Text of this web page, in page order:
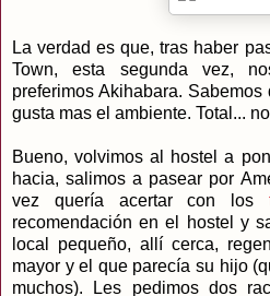
La verdad es que, tras haber
Town, esta segunda vez,
preferimos Akihabara.
gusta mas el ambiente. Total...
Bueno, volvimos al hostel a
hacia, salimos a pasear por
vez quería acertar con los
recomendación en el hostel y
local pequeño, allí cerca,
mayor y el que parecía su hijo
muchos). Les pedimos dos